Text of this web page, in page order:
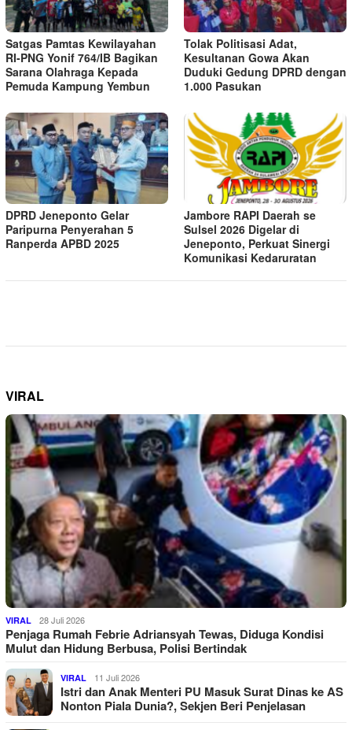
Satgas Pamtas Kewilayahan
RI-PNG Yonif 764/IB Bagikan
Sarana Olahraga Kepada
Pemuda Kampung Yembun
Tolak Politisasi Adat,
Kesultanan Gowa Akan
Duduki Gedung DPRD dengan
1.000 Pasukan
DPRD Jeneponto Gelar
Paripurna Penyerahan 5
Ranperda APBD 2025
Jambore RAPI Daerah se
Sulsel 2026 Digelar di
Jeneponto, Perkuat Sinergi
Komunikasi Kedaruratan
VIRAL
VIRAL 28 Juli 2026
Penjaga Rumah Febrie Adriansyah Tewas, Diduga Kondisi
Mulut dan Hidung Berbusa, Polisi Bertindak
VIRAL 11 Juli 2026
Istri dan Anak Menteri PU Masuk Surat Dinas ke AS
Nonton Piala Dunia?, Sekjen Beri Penjelasan